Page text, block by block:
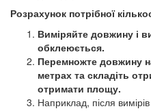
Розрахунок потрібної
Виміряйте довжину і
обклеюється.
Перемножте довжину
метрах та складіть
отримати площу.
Наприклад, після